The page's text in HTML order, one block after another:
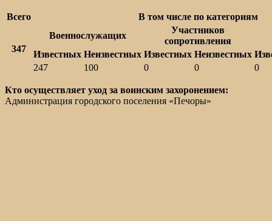
Всего В том числе по категориям
347
Военнослужащих
Участников
сопротивления
Известных Неизвестных Известных Неизвестных
247
100 0 0 0
Кто осуществляет уход за воинским захоронением:
Администрация городского поселения «Печоры»